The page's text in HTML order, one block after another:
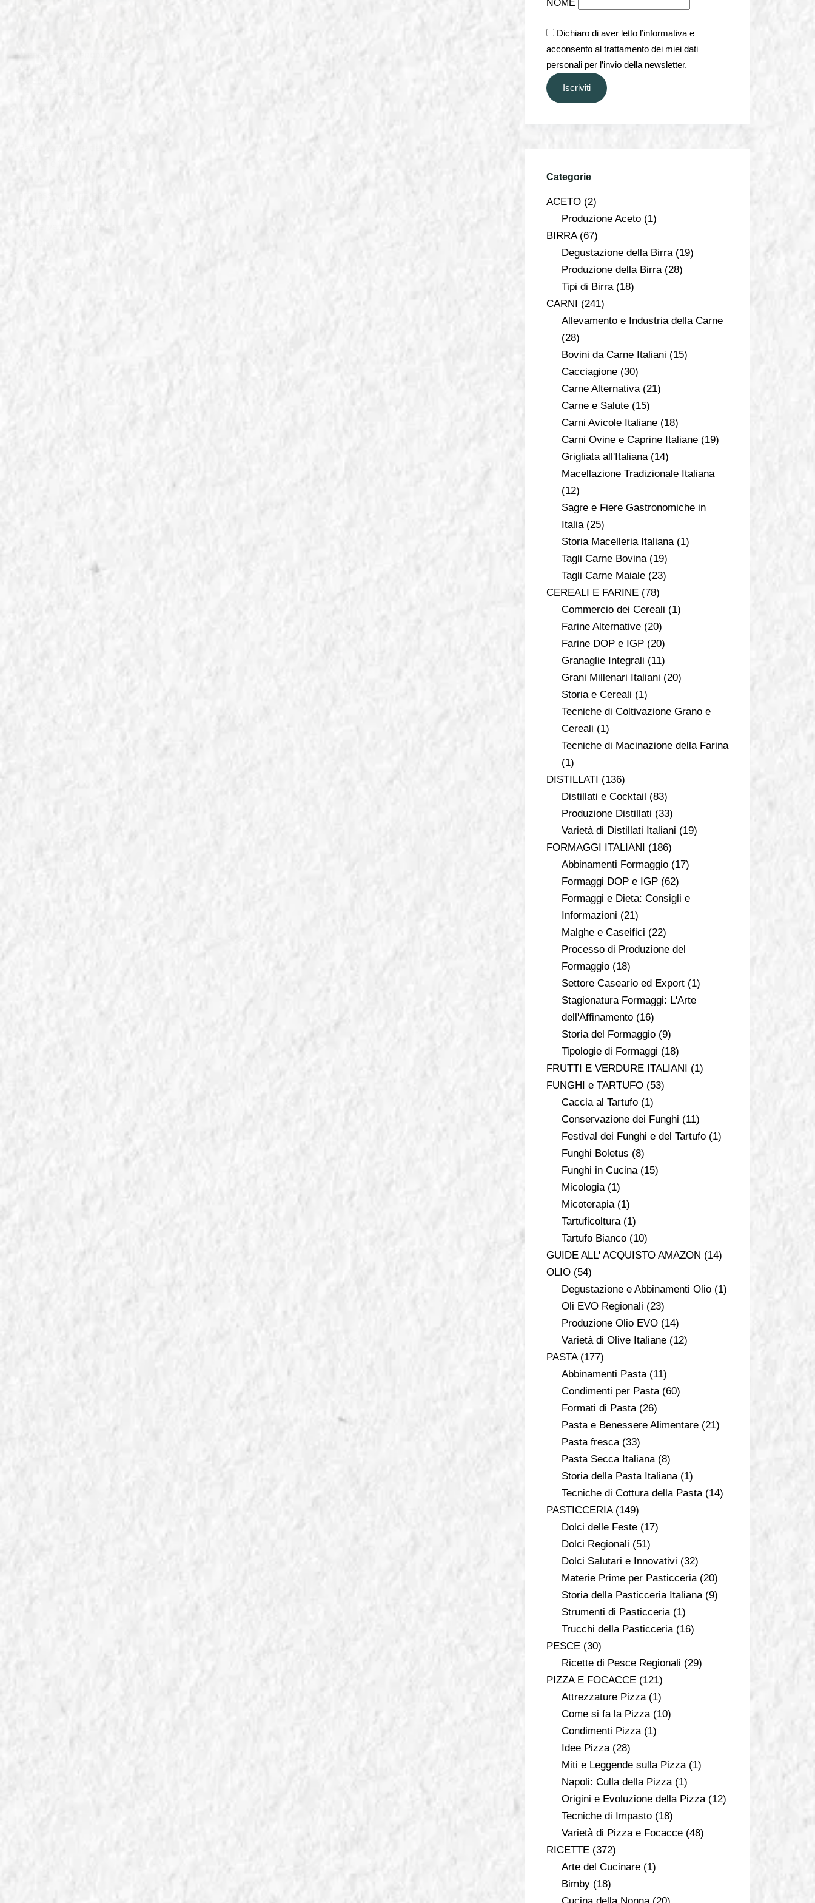
conservazione ottimale del
NOME
Dichiaro di aver letto l’informativa e
acconsento al trattamento dei miei dati
personali per l’invio della newsletter.
Iscriviti
Categorie
ACETO(2)
Produzione Aceto(1)
BIRRA(67)
Degustazione della Birra(19)
Produzione della Birra(28)
Tipi di Birra(18)
CARNI (241)
Allevamento e Industria della Carne
(28)
Bovini da Carne Italiani (15)
Cacciagione(30)
Carne Alternativa(21)
Carne e Salute(15)
Carni Avicole Italiane(18)
Carni Ovine e Caprine Italiane(19)
Grigliata all'Italiana(14)
Macellazione Tradizionale Italiana
(12)
Sagre e Fiere Gastronomiche in
Italia(25)
Storia Macelleria Italiana(1)
Tagli Carne Bovina(19)
Tagli Carne Maiale(23)
CEREALI E FARINE(78)
Commercio dei Cereali (1)
Farine Alternative(20)
Farine DOP e IGP(20)
Granaglie Integrali (11)
Grani Millenari Italiani (20)
Storia e Cereali (1)
Tecniche di Coltivazione Grano e
Cereali (1)
Tecniche di Macinazione della Farina
(1)
DISTILLATI (136)
Distillati e Cocktail (83)
Produzione Distillati (33)
Varietà di Distillati Italiani (19)
FORMAGGI ITALIANI (186)
Abbinamenti Formaggio(17)
Formaggi DOP e IGP(62)
Formaggi e Dieta: Consigli e
Informazioni (21)
Malghe e Caseifici (22)
Processo di Produzione del
Formaggio(18)
Settore Caseario ed Export(1)
Stagionatura Formaggi: L'Arte
dell'Affinamento(16)
Storia del Formaggio(9)
Tipologie di Formaggi (18)
FRUTTI E VERDURE ITALIANI (1)
FUNGHI e TARTUFO(53)
Caccia al Tartufo(1)
Conservazione dei Funghi (11)
Festival dei Funghi e del Tartufo(1)
Funghi Boletus (8)
Funghi in Cucina(15)
Micologia(1)
Micoterapia(1)
Tartuficoltura(1)
Tartufo Bianco(10)
GUIDE ALL' ACQUISTO AMAZON (14)
OLIO(54)
Degustazione e Abbinamenti Olio(1)
Oli EVO Regionali (23)
Produzione Olio EVO(14)
Varietà di Olive Italiane(12)
PASTA(177)
Abbinamenti Pasta(11)
Condimenti per Pasta(60)
Formati di Pasta(26)
Pasta e Benessere Alimentare(21)
Pasta fresca(33)
Pasta Secca Italiana(8)
Storia della Pasta Italiana(1)
Tecniche di Cottura della Pasta(14)
PASTICCERIA(149)
Dolci delle Feste(17)
Dolci Regionali (51)
Dolci Salutari e Innovativi (32)
Materie Prime per Pasticceria(20)
Storia della Pasticceria Italiana(9)
Strumenti di Pasticceria(1)
Trucchi della Pasticceria(16)
PESCE(30)
Ricette di Pesce Regionali (29)
PIZZA E FOCACCE(121)
Attrezzature Pizza(1)
Come si fa la Pizza(10)
Condimenti Pizza(1)
Idee Pizza(28)
Miti e Leggende sulla Pizza(1)
Napoli: Culla della Pizza(1)
Origini e Evoluzione della Pizza(12)
Tecniche di Impasto(18)
Varietà di Pizza e Focacce(48)
RICETTE(372)
Arte del Cucinare(1)
Bimby(18)
Cucina della Nonna(20)